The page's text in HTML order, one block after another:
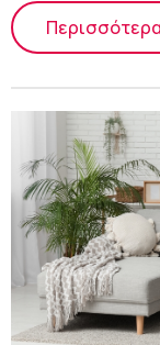
Περισσότερα